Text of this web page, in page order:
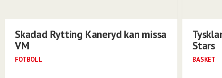
Skadad Rytting Kaneryd kan missa
VM
FOTBOLL
Stars
BASKET